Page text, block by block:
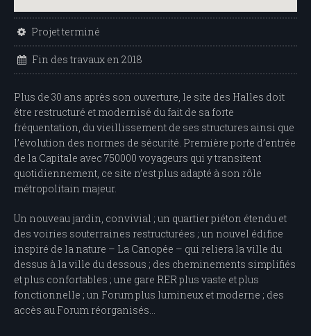
Projet terminé
Fin des travaux en 2018
Plus de 30 ans après son ouverture, le site des Halles doit
être restructuré et modernisé du fait de sa forte
fréquentation, du vieillissement de ses structures ainsi que
l’évolution des normes de sécurité. Première porte d’entrée
de la Capitale avec 750000 voyageurs qui y transitent
quotidiennement, ce site n’est plus adapté à son rôle
métropolitain majeur.
Un nouveau jardin, convivial ; un quartier piéton étendu et
des voiries souterraines restructurées ; un nouvel édifice
inspiré de la nature – La Canopée – qui reliera la ville du
dessus à la ville du dessous ; des cheminements simplifiés
et plus confortables ; une gare RER plus vaste et plus
fonctionnelle ; un Forum plus lumineux et moderne ; des
accès au Forum réorganisés…